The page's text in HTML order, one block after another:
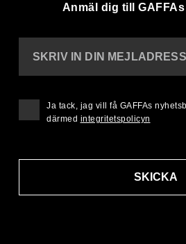
Anmäl dig till
SKRIV IN DIN MEJLADRESS
SKICKA
Ja tack, jag vill få GAFFAs
därmed integritetspolicyn